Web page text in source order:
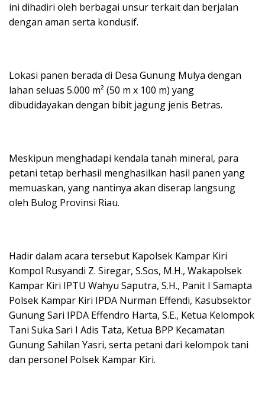
ini dihadiri oleh berbagai unsur terkait dan berjalan
dengan aman serta kondusif.
Lokasi panen berada di Desa Gunung Mulya dengan
lahan seluas 5.000 m² (50 m x 100 m) yang
dibudidayakan dengan bibit jagung jenis Betras.
Meskipun menghadapi kendala tanah mineral, para
petani tetap berhasil menghasilkan hasil panen yang
memuaskan, yang nantinya akan diserap langsung
oleh Bulog Provinsi Riau.
Hadir dalam acara tersebut Kapolsek Kampar Kiri
Kompol Rusyandi Z. Siregar, S.Sos, M.H., Wakapolsek
Kampar Kiri IPTU Wahyu Saputra, S.H., Panit I Samapta
Polsek Kampar Kiri IPDA Nurman Effendi, Kasubsektor
Gunung Sari IPDA Effendro Harta, S.E., Ketua Kelompok
Tani Suka Sari I Adis Tata, Ketua BPP Kecamatan
Gunung Sahilan Yasri, serta petani dari kelompok tani
dan personel Polsek Kampar Kiri.